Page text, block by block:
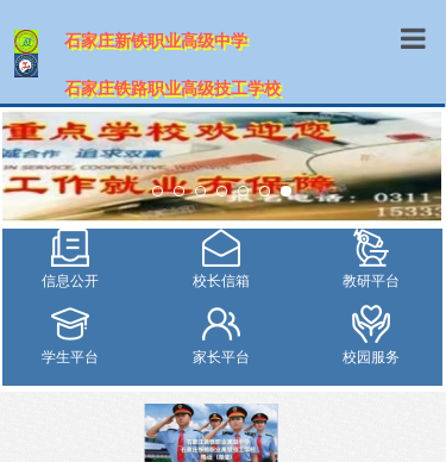
石家庄新铁职业高级中学
石家庄铁路职业高级技工学校
学
师
教
信息公开 校长信箱 教研平台
学生平台 家长平台 校园服务